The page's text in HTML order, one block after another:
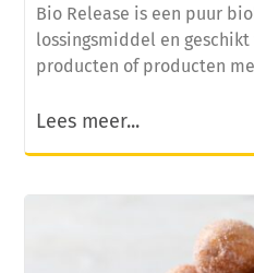
Bio Release is een puur
lossingsmiddel en
producten of producten
Lees meer...